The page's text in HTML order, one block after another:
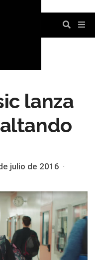
lanza
julio de 2016